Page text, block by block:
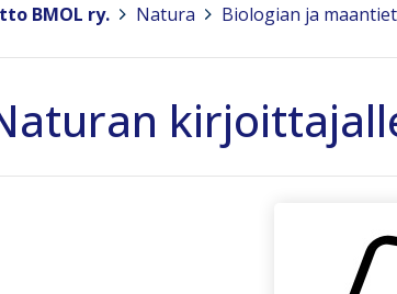
BMOL ry. Natura Biologian ja